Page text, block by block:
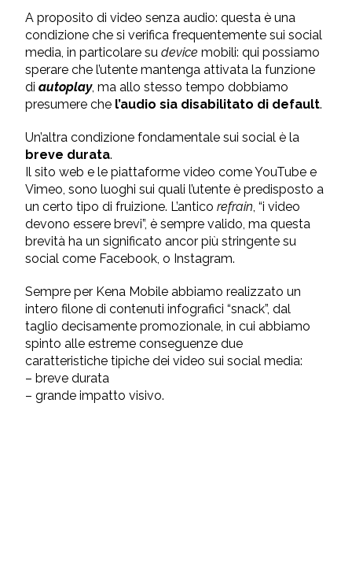
A proposito di video senza audio: questa è una
condizione che si verifica frequentemente sui social
media, in particolare sudevice mobili: qui possiamo
sperare che l’utente mantenga attivata la funzione
diautoplay, ma allo stesso tempo dobbiamo
presumere che l’audio sia disabilitato di default.
Un’altra condizione fondamentale sui social è la
breve durata.
Il sito web e le piattaforme video come YouTube e
Vimeo, sono luoghi sui quali l’utente è predisposto a
un certo tipo di fruizione. L’anticorefrain, “i video
devono essere brevi”, è sempre valido, ma questa
brevità ha un significato ancor più stringente su
social come Facebook, o Instagram.
Sempre per Kena Mobile abbiamo realizzato un
intero filone di contenuti infografici “snack”, dal
taglio decisamente promozionale, in cui abbiamo
spinto alle estreme conseguenze due
caratteristiche tipiche dei video sui social media:
– breve durata
– grande impatto visivo.